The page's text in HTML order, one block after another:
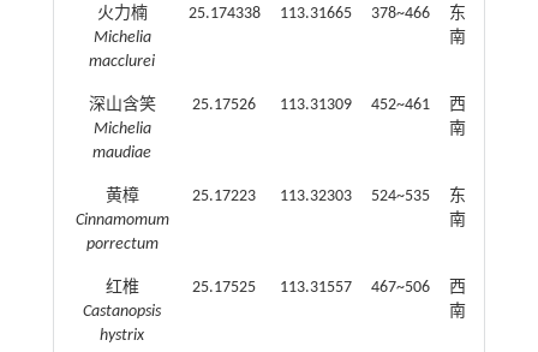
火力楠
Michelia
macclurei
25.174338 113.31665 378~466
东
南
深山含笑
Michelia
maudiae
25.17526 113.31309 452~461
西
南
黄樟
Cinnamomum
porrectum
25.17223 113.32303 524~535
东
南
红椎
Castanopsis
hystrix
25.17525 113.31557 467~506
西
南